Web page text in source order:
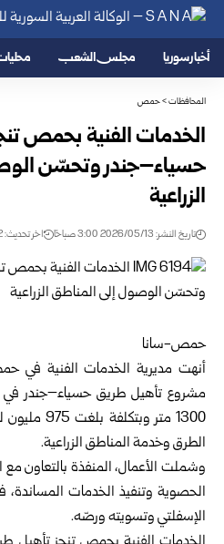
أخبار سوريا مجلس الشعب
المحافظات>حمص
الخدمات الفنية بحمص
حسياء–جندر وتحسّن
الزراعية
تاريخ النشر: 2026/05/13 3:00 صباحًا اخر تحديث: 2026/05/12 10:38 مساءً
حمص-سانا
أنهت مديرية الخدمات الفنية في
مشروع تأهيل طريق حسياء–جندر في
1300 متر
الطرق وخدمة المناطق الزراعية.
وشملت الأعمال، المنفذة بالتعاون
الحصوية وتنفيذ الخدمات المساندة،
الإسفلتي وتسويته ورصّه.